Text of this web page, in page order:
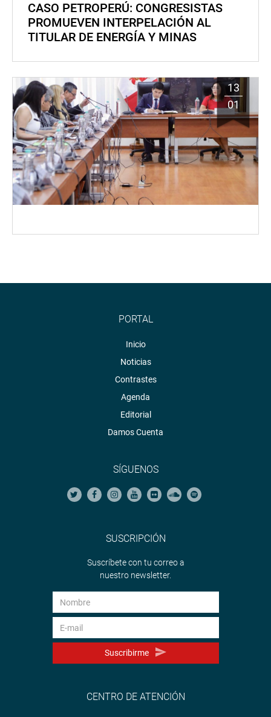
CASO PETROPERÚ: CONGRESISTAS
PROMUEVEN INTERPELACIÓN AL
TITULAR DE ENERGÍA Y MINAS
13
01
PORTAL
Inicio
Noticias
Contrastes
Agenda
Editorial
Damos Cuenta
SÍGUENOS
SUSCRIPCIÓN
Suscríbete con tu correo a
nuestro newsletter.
Suscribirme
CENTRO DE ATENCIÓN